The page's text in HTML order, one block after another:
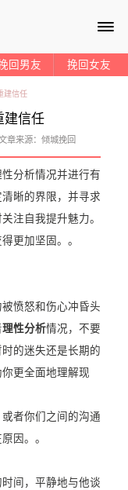
≡
回男友 挽回女友
建信任
建信任
章来源： 倾城挽回
分析情况并进行有
晰的界限，并寻求
注自我提升魅力。
更加坚固。。
愤怒和伤心冲昏头
理性分析情况，不要
的迷失还是长期的
更全面地理解现
者你们之间的沟通
因。。
间，平静地与他谈